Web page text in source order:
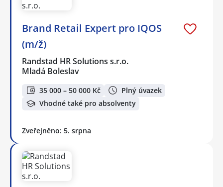
Brand Retail Expert pro IQOS
(m/ž)
Randstad HR Solutions s.r.o.
Mladá Boleslav
35 000 – 50 000 Kč
Plný úvazek
Vhodné také pro absolventy
Zveřejněno: 5. srpna